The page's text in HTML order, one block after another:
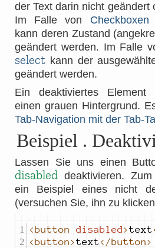
der Text darin nicht geändert
Im Falle von Checkboxen
kann deren Zustand
geändert werden. Im Falle
select kann der
geändert werden.
Ein deaktiviertes Element
einen grauen Hintergrund.
Tab-Navigation mit der Tab-
Beispiel .
Lassen Sie uns einen
disableddeaktivieren. Zum
ein Beispiel eines nicht
(versuchen Sie, ihn zu
<button disabled>text
<button>text</button>